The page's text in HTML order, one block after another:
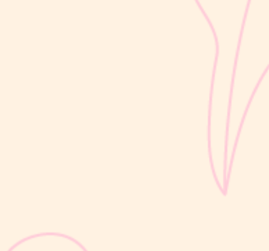
dalam masa 1000 Hari Pertama Kehidupan (HPK). Pada tahap ini,
perkembangan si Kecil berlangsung sangat pesat, mulai dari
kemampuan berjalan, berbicara, hingga berinteraksi dengan orang